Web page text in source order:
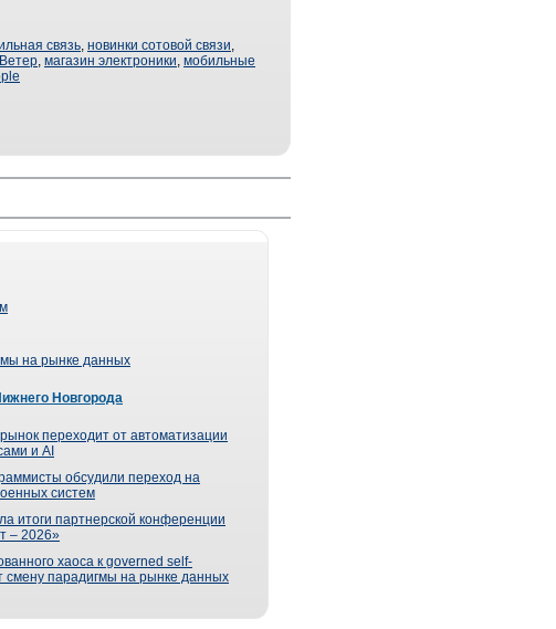
связь, новинки сотовой связи,
, магазин электроники, мобильные
на рынке данных
Новгорода
переходит от автоматизации
и AI
обсудили переход на
систем
итоги партнерской конференции
– 2026»
хаоса к governed self-
смену парадигмы на рынке данных